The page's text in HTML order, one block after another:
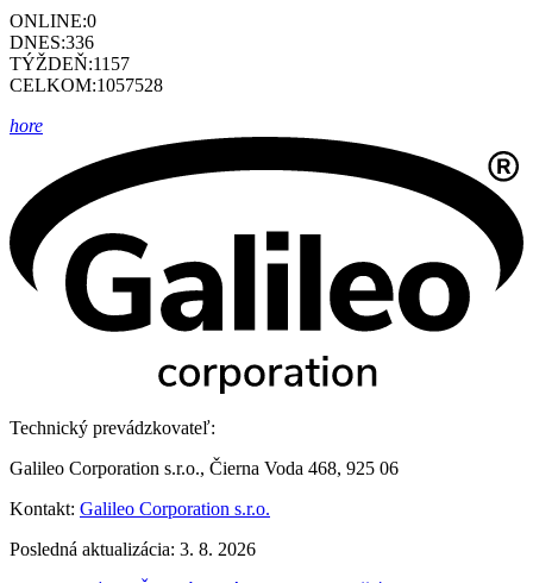
ONLINE:0
DNES:336
TÝŽDEŇ:1157
CELKOM:1057528
hore
Technický prevádzkovateľ:
Galileo Corporation s.r.o., Čierna Voda 468, 925 06
Kontakt: Galileo Corporation s.r.o.
Posledná aktualizácia: 3. 8. 2026